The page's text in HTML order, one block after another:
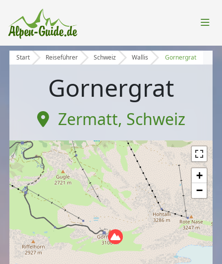
Start Reiseführer Schweiz Wallis Gornergrat
Gornergrat
Zermatt, Schweiz
+
−